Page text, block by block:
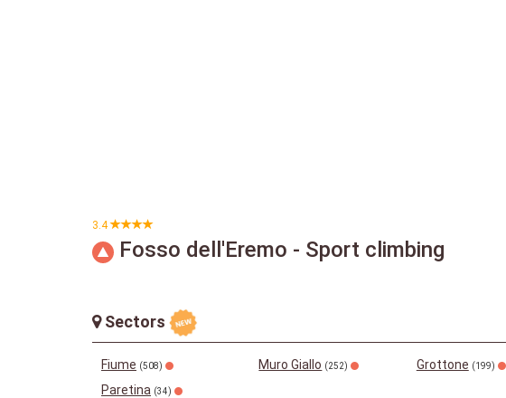
3.4
Fosso dell'Eremo - Sport climbing
Sectors
Fiume (508) Muro Giallo (252) Grottone (199)
Paretina (34)